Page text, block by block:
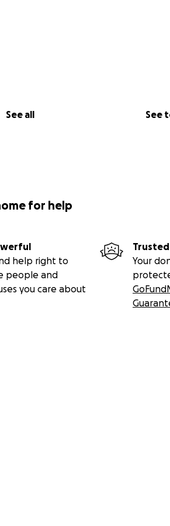
See all See
for help
help right to
people and
you care about
Trusted
Your